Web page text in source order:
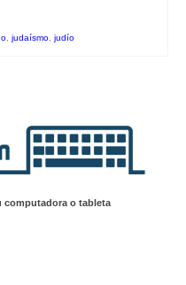
judaísmo judío
computadora o tableta